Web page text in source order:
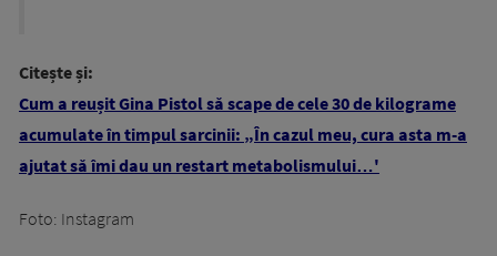
Citește și:
Cum a reușit Gina Pistol să scape de cele 30 de kilograme
acumulate în timpul sarcinii: „În cazul meu, cura asta m-a
ajutat să îmi dau un restart metabolismului…'
Foto: Instagram